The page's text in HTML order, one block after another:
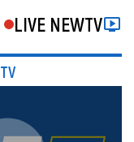
LIVE NEWTV
TV